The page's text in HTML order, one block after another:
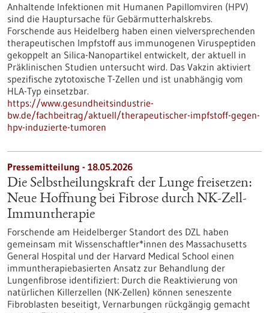
Anhaltende Infektionen mit Humanen Papillomviren (HPV)
sind die Hauptursache für Gebärmutterhalskrebs.
Forschende aus Heidelberg haben einen vielversprechenden
therapeutischen Impfstoff aus immunogenen Viruspeptiden
gekoppelt an Silica-Nanopartikel entwickelt, der aktuell in
Präklinischen Studien untersucht wird. Das Vakzin aktiviert
spezifische zytotoxische T-Zellen und ist unabhängig vom
HLA-Typ einsetzbar.
https://www.gesundheitsindustrie-
bw.de/fachbeitrag/aktuell/therapeutischer-impfstoff-gegen-
hpv-induzierte-tumoren
Pressemitteilung - 18.05.2026
Die Selbstheilungskraft der Lunge freisetzen:
Neue Hoffnung bei Fibrose durch NK-Zell-
Immuntherapie
Forschende am Heidelberger Standort des DZL haben
gemeinsam mit Wissenschaftler*innen des Massachusetts
General Hospital und der Harvard Medical School einen
immuntherapiebasierten Ansatz zur Behandlung der
Lungenfibrose identifiziert: Durch die Reaktivierung von
natürlichen Killerzellen (NK-Zellen) können seneszente
Fibroblasten beseitigt, Vernarbungen rückgängig gemacht